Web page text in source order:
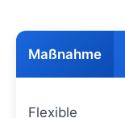
Maßnahme
Flexible